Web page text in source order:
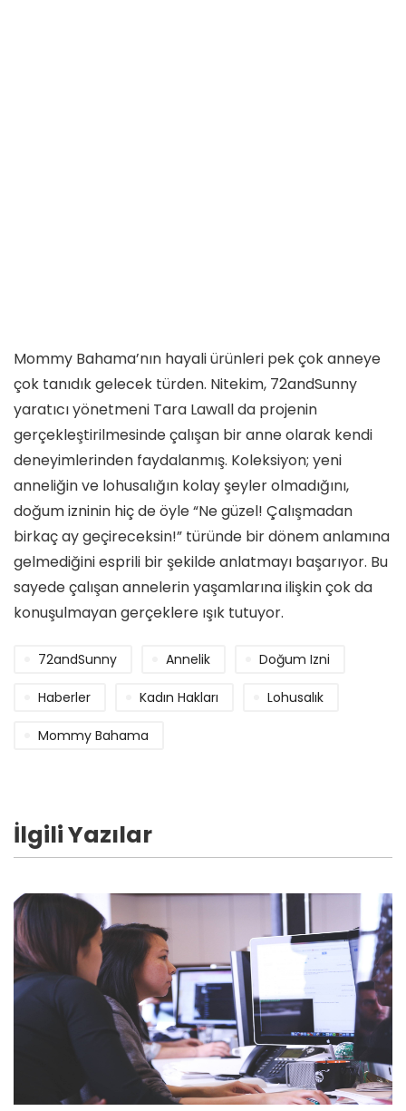
Mommy Bahama’nın hayali ürünleri pek çok anneye
çok tanıdık gelecek türden. Nitekim, 72andSunny
yaratıcı yönetmeni Tara Lawall da projenin
gerçekleştirilmesinde çalışan bir anne olarak kendi
deneyimlerinden faydalanmış. Koleksiyon; yeni
anneliğin ve lohusalığın kolay şeyler olmadığını,
doğum izninin hiç de öyle “Ne güzel! Çalışmadan
birkaç ay geçireceksin!” türünde bir dönem anlamına
gelmediğini esprili bir şekilde anlatmayı başarıyor. Bu
sayede çalışan annelerin yaşamlarına ilişkin çok da
konuşulmayan gerçeklere ışık tutuyor.
72andSunny Annelik Doğum Izni
Haberler Kadın Hakları Lohusalık
Mommy Bahama
İlgili Yazılar